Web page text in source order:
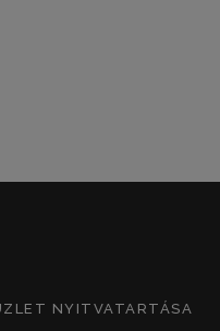
NYITVATARTÁSA